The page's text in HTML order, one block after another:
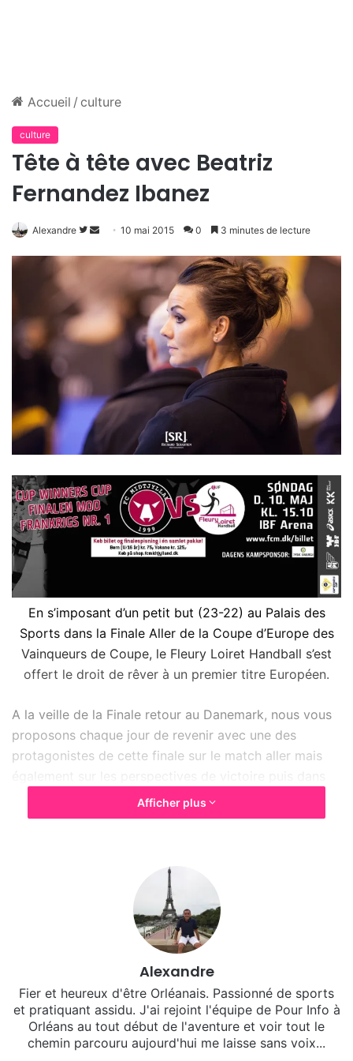
Accueil / culture
culture
Tête à tête avec Beatriz
Fernandez Ibanez
Alexandre
S
s
T
w
t
t
e
r
y
r
c
o
u
r
r
i
e
10 mai 2015 0 3 minutes de lecture
En s’imposant d’un petit but (23-22) au Palais des
Sports dans la Finale Aller de la Coupe d’Europe des
Vainqueurs de Coupe, le Fleury Loiret Handball s’est
offert le droit de rêver à un premier titre Européen.
A la veille de la Finale retour au Danemark, nous vous
proposons chaque jour de revenir avec une des
protagonistes de cette finale sur le match aller mais
également sur les perspectives de victoire puis dans
une seconde partie nous apprendrons à mieux
connaître la joueuse sur un plan plus personnel.
Interview Beatriz Fernandez Ibanez
Afficher plus
Alexandre
Fier et heureux d'être Orléanais. Passionné de sports
et pratiquant assidu. J'ai rejoint l'équipe de Pour Info à
Orléans au tout début de l'aventure et voir tout le
chemin parcouru aujourd'hui me laisse sans voix...